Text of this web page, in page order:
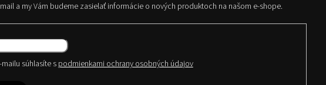
a my Vám budeme zasielať informácie o nových produktoch na našom e-shope.
súhlasíte spodmienkami ochrany osobných údajov